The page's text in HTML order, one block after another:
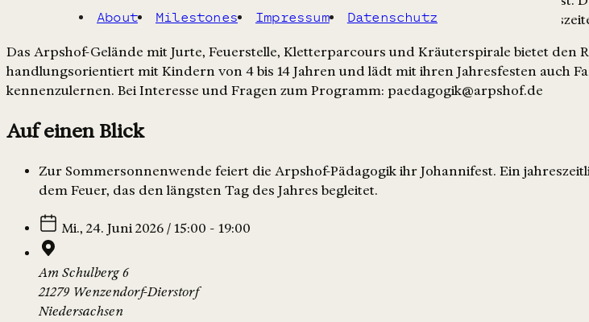
About Milestones Impressum Datenschutz
Hofes und verbindet Kinder, Familien und die Hofgemeinschaft im Rhythmus der
Das Arpshof-Gelände mit Jurte, Feuerstelle, Kletterparcours und Kräuterspirale bietet den
handlungsorientiert mit Kindern von 4 bis 14 Jahren und lädt mit ihren Jahresfesten auch
kennenzulernen. Bei Interesse und Fragen zum Programm: paedagogik@arpshof.de
Auf einen Blick
Zur Sommersonnenwende feiert die Arpshof-Pädagogik ihr Johannifest. Ein
dem Feuer, das den längsten Tag des Jahres begleitet.
Mi., 24. Juni 2026 / 15:00 - 19:00
Am Schulberg 6
21279 Wenzendorf-Dierstorf
Niedersachsen